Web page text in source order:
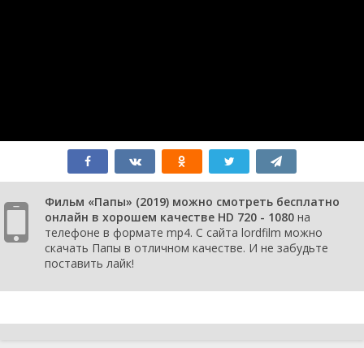
Фильм «Папы» (2019) можно смотреть бесплатно
онлайн в хорошем качестве HD 720 - 1080 на
телефоне в формате mp4. С сайта lordfilm можно
скачать Папы в отличном качестве. И не забудьте
поставить лайк!